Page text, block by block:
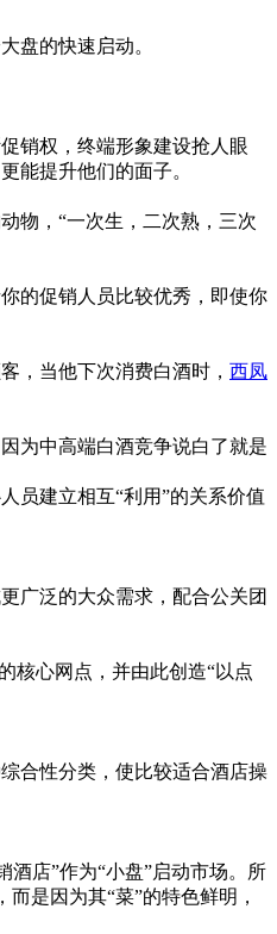
盘的快速启动。
销权，终端形象建设抢人眼
能提升他们的面子。
物，“一次生，二次熟，三次
的促销人员比较优秀，即使你
，当他下次消费白酒时， 西凤
为中高端白酒竞争说白了就是
员建立相互“利用”的关系价值
广泛的大众需求，配合公关团
核心网点，并由此创造“以点
合性分类，使比较适合酒店操
店”作为“小盘”启动市场。所
是因为其“菜”的特色鲜明，